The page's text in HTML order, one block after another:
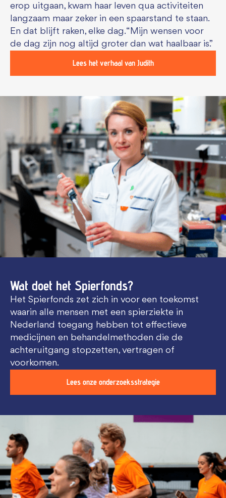
erop uitgaan, kwam haar leven qua activiteiten
langzaam maar zeker in een spaarstand te staan.
En dat blijft raken, elke dag. “Mijn wensen voor
de dag zijn nog altijd groter dan wat haalbaar is.”
Lees het verhaal van Judith
Wat doet het Spierfonds?
Het Spierfonds zet zich in voor een toekomst
waarin alle mensen met een spierziekte in
Nederland toegang hebben tot effectieve
medicijnen en behandelmethoden die de
achteruitgang stopzetten, vertragen of
voorkomen.
Lees onze onderzoeksstrategie